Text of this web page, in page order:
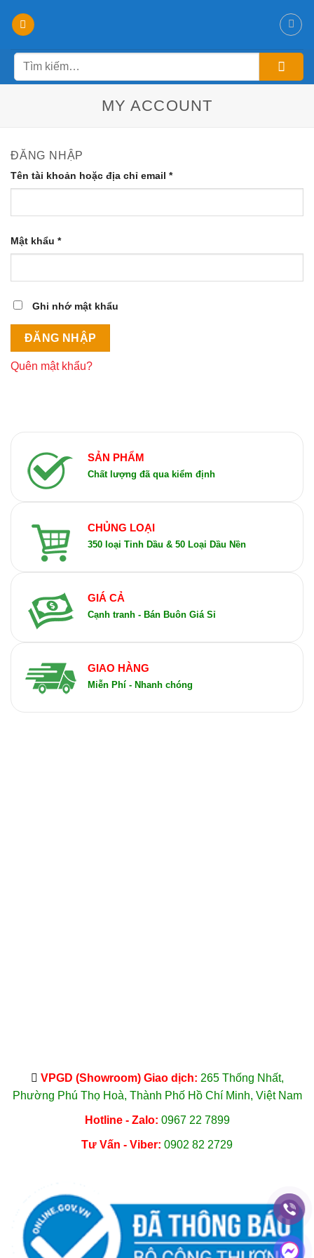
đến
dungTìm
kiếm:
MY ACCOUNT
ĐĂNG NHẬP
Tên tài khoản hoặc địa chỉ email *
Mật khẩu *
Ghi nhớ mật khẩu
ĐĂNG NHẬP
Quên mật khẩu?
SẢN PHẨM
Chất lượng đã qua kiểm định
CHỦNG LOẠI
350 loại Tinh Dầu & 50 Loại Dầu Nền
GIÁ CẢ
Cạnh tranh - Bán Buôn Giá Sỉ
GIAO HÀNG
Miễn Phí - Nhanh chóng
VPGD (Showroom) Giao dịch: 265 Thống Nhất,
Phường Phú Thọ Hoà, Thành Phố Hồ Chí Minh, Việt Nam
Hotline - Zalo: 0967 22 7899
Tư Vấn - Viber: 0902 82 2729